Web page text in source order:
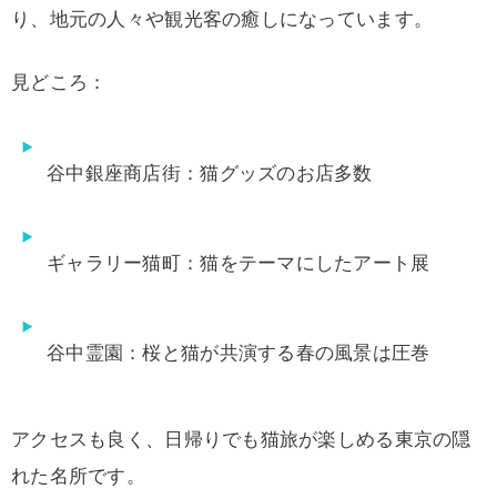
り、地元の人々や観光客の癒しになっています。
見どころ：
谷中銀座商店街：猫グッズのお店多数
ギャラリー猫町：猫をテーマにしたアート展
谷中霊園：桜と猫が共演する春の風景は圧巻
アクセスも良く、日帰りでも猫旅が楽しめる東京の隠
れた名所です。